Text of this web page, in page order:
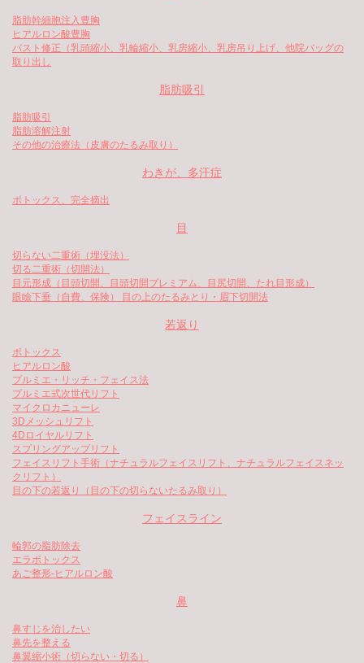
脂肪幹細胞注入豊胸
ヒアルロン酸豊胸
バスト修正（乳頭縮小、乳輪縮小、乳房縮小、乳房吊り上げ、他院バッグの
取り出し
脂肪吸引
脂肪吸引
脂肪溶解注射
その他の治療法（皮膚のたるみ取り）
わきが、多汗症
ボトックス、完全摘出
目
切らない二重術（埋没法）
切る二重術（切開法）
目元形成（目頭切開、目頭切開プレミアム、目尻切開、たれ目形成）
眼瞼下垂（自費、保険） 目の上のたるみとり・眉下切開法
若返り
ボトックス
ヒアルロン酸
プルミエ・リッチ・フェイス法
プルミエ式次世代リフト
マイクロカニューレ
3Dメッシュリフト
4Dロイヤルリフト
スプリングアップリフト
フェイスリフト手術（ナチュラルフェイスリフト、ナチュラルフェイスネッ
クリフト）
目の下の若返り（目の下の切らないたるみ取り）
フェイスライン
輪郭の脂肪除去
エラボトックス
あご整形-ヒアルロン酸
鼻
鼻すじを治したい
鼻先を整える
鼻翼縮小術（切らない・切る）